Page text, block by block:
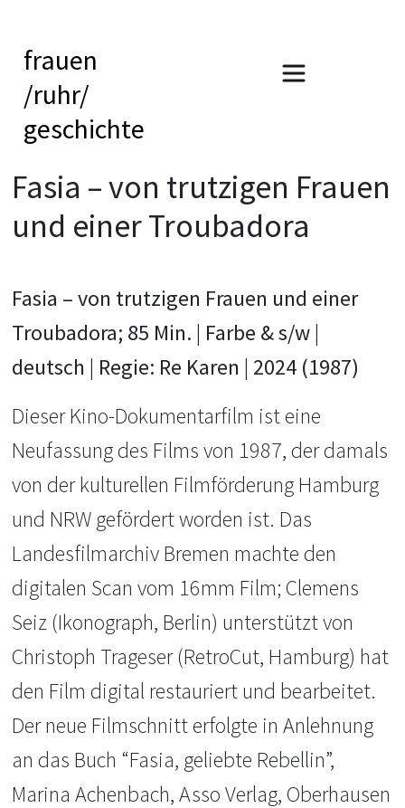
frauen
/ruhr/
geschichte
Fasia – von trutzigen Frauen
und einer Troubadora
Fasia –von trutzigen Frauen und einer
Troubadora; 85 Min. | Farbe & s/w |
deutsch | Regie: Re Karen | 2024 (1987)
Dieser Kino-Dokumentarfilm ist eine
Neufassung des Films von 1987, der damals
von der kulturellen Filmförderung Hamburg
und NRW gefördert worden ist. Das
Landesfilmarchiv Bremen machte den
digitalen Scan vom 16mm Film; Clemens
Seiz (Ikonograph, Berlin) unterstützt von
Christoph Trageser (RetroCut, Hamburg) hat
den Film digital restauriert und bearbeitet.
Der neue Filmschnitt erfolgte in Anlehnung
an das Buch “Fasia, geliebte Rebellin”,
Marina Achenbach, Asso Verlag, Oberhausen